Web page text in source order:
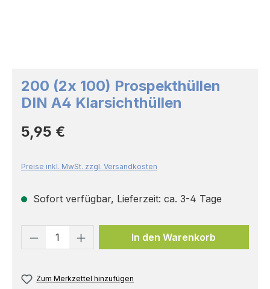
200 (2x 100) Prospekthüllen
DIN A4 Klarsichthüllen
Regulärer Preis:
5,95 €
Preise inkl. MwSt. zzgl. Versandkosten
Sofort verfügbar, Lieferzeit: ca. 3-4 Tage
Produkt Anzahl: Gib den
In den Warenkorb
Zum Merkzettel hinzufügen